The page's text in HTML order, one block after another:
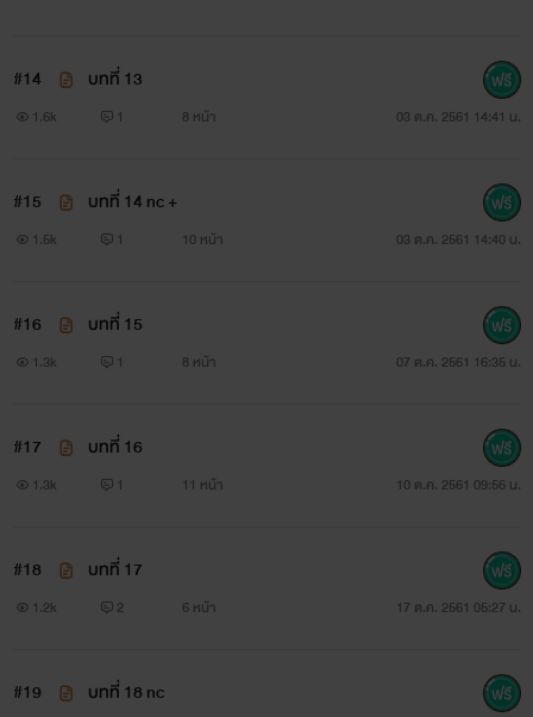
เป็นสมาชิกของ เซเว่นไนท์ ที่กำลังฮอตมากตอนนี้
#14 บทที่ 13
1.6k 1 8 หน้า 03 ต.ค. 2561 14:41 น.
#15 บทที่ 14 nc +
1.5k 1 10 หน้า 03 ต.ค. 2561 14:40 น.
#16 บทที่ 15
1.3k 1 8 หน้า 07 ต.ค. 2561 16:35 น.
#17 บทที่ 16
1.3k 1 11 หน้า 10 ต.ค. 2561 09:56 น.
#18 บทที่ 17
1.2k 2 6 หน้า 17 ต.ค. 2561 05:27 น.
#19 บทที่ 18 nc